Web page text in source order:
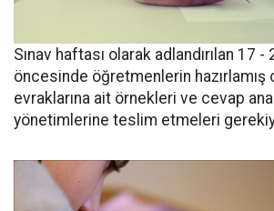
Sınav haftası olarak adlandırılan 17
öncesinde öğretmenlerin hazırlamış
evraklarına ait örnekleri ve cevap
yönetimlerine teslim etmeleri